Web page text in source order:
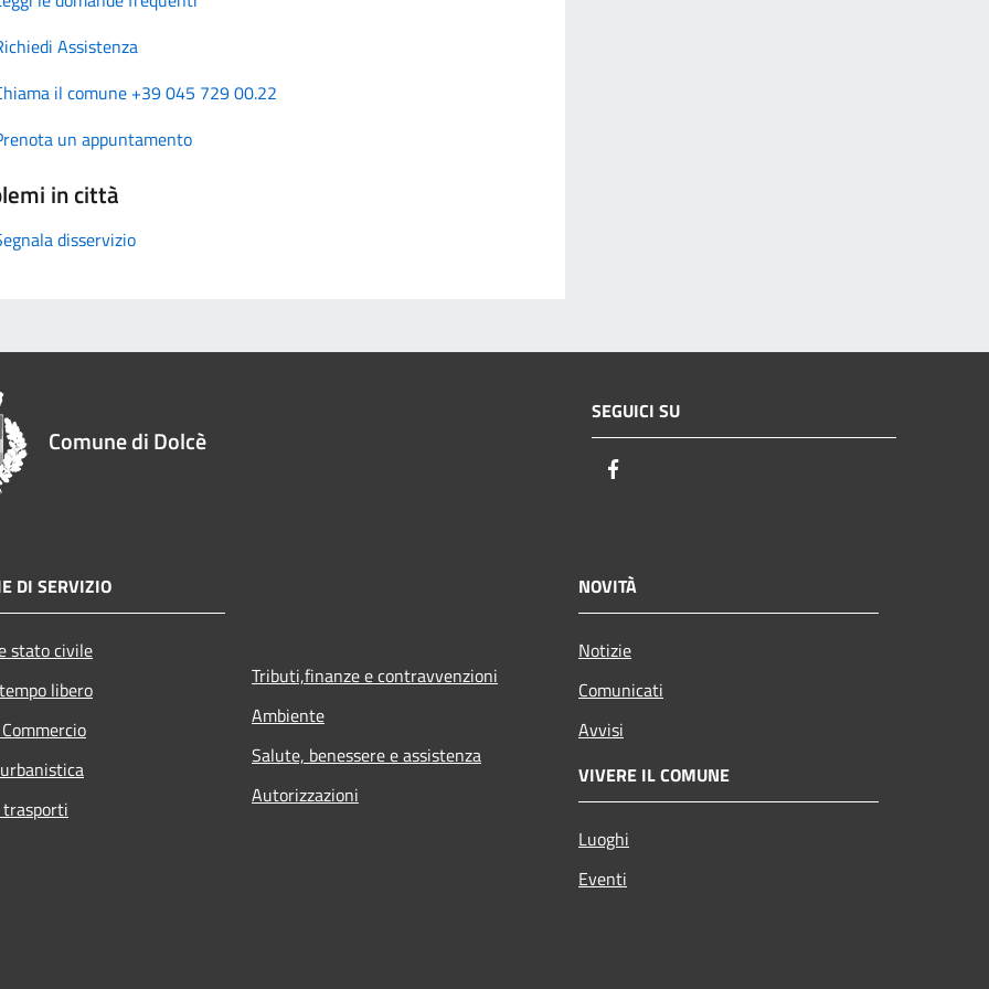
Assistenza
il comune +39 045 729 00.22
un appuntamento
in città
disservizio
Comune di Dolcè
SEGUICI SU
DI SERVIZIO
stato civile
libero
Tributi,finanze e contravvenzioni
Ambiente
Salute, benessere e assistenza
Autorizzazioni
NOVITÀ
Notizie
Comunicati
Avvisi
VIVERE IL COMUNE
Luoghi
Eventi